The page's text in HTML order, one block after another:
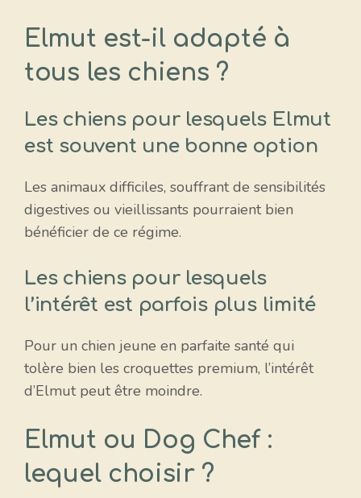
Elmut est-il adapté à
tous les chiens ?
Les chiens pour lesquels Elmut
est souvent une bonne option
Les animaux difficiles, souffrant de sensibilités
digestives ou vieillissants pourraient bien
bénéficier de ce régime.
Les chiens pour lesquels
l’intérêt est parfois plus limité
Pour un chien jeune en parfaite santé qui
tolère bien les croquettes premium, l’intérêt
d’Elmut peut être moindre.
Elmut ou Dog Chef :
lequel choisir ?